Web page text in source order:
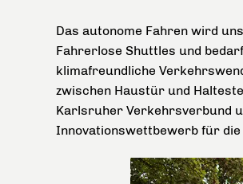
Das autonome Fahren wird
Fahrerlose Shuttles und
klimafreundliche
zwischen Haustür und
Karlsruher Verkehrsverbund
Innovationswettbewerb für